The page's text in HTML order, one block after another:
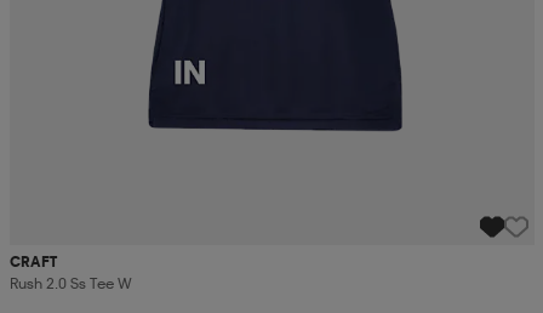
CRAFT
Rush 2.0 Ss Tee W